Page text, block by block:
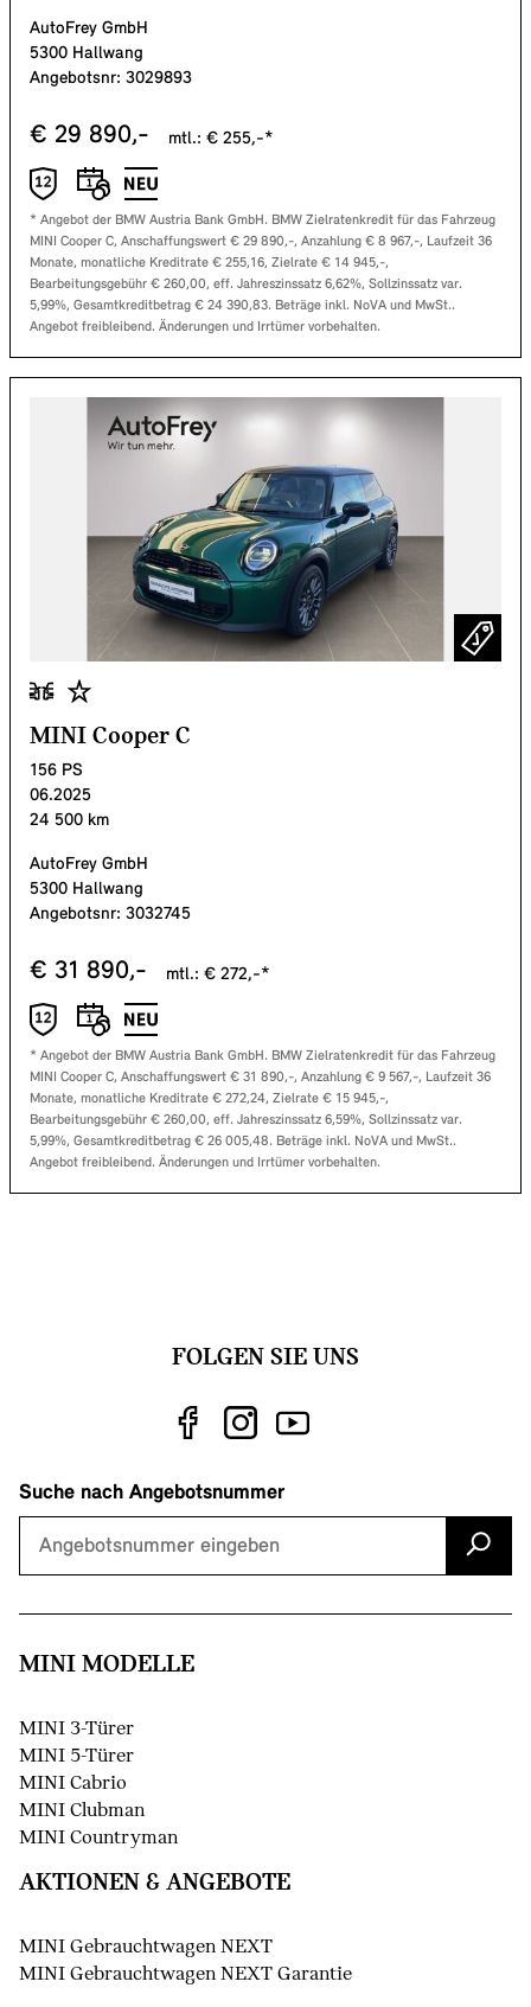
AutoFrey GmbH
5300 Hallwang
Angebotsnr: 3029893
mtl.: € 255,-*
€ 29 890,-
* Angebot der BMW Austria Bank GmbH. BMW Zielratenkredit für das Fahrzeug
MINI Cooper C, Anschaffungswert € 29 890,-, Anzahlung € 8 967,-, Laufzeit 36
Monate, monatliche Kreditrate € 255,16, Zielrate € 14 945,-,
Bearbeitungsgebühr € 260,00, eff. Jahreszinssatz 6,62%, Sollzinssatz var.
5,99%, Gesamtkreditbetrag € 24 390,83. Beträge inkl. NoVA und MwSt..
Angebot freibleibend. Änderungen und Irrtümer vorbehalten.
MINI Cooper C
156 PS
06.2025
24 500 km
AutoFrey GmbH
5300 Hallwang
Angebotsnr: 3032745
mtl.: € 272,-*
€ 31 890,-
* Angebot der BMW Austria Bank GmbH. BMW Zielratenkredit für das Fahrzeug
MINI Cooper C, Anschaffungswert € 31 890,-, Anzahlung € 9 567,-, Laufzeit 36
Monate, monatliche Kreditrate € 272,24, Zielrate € 15 945,-,
Bearbeitungsgebühr € 260,00, eff. Jahreszinssatz 6,59%, Sollzinssatz var.
5,99%, Gesamtkreditbetrag € 26 005,48. Beträge inkl. NoVA und MwSt..
Angebot freibleibend. Änderungen und Irrtümer vorbehalten.
FOLGEN SIE UNS
Suche nach Angebotsnummer
MINI MODELLE
MINI 3-Türer
MINI 5-Türer
MINI Cabrio
MINI Clubman
MINI Countryman
AKTIONEN & ANGEBOTE
MINI Gebrauchtwagen NEXT
MINI Gebrauchtwagen NEXT Garantie